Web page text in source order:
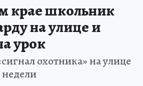
крае школьник
на улице и
урок
охотника» на улице
недели